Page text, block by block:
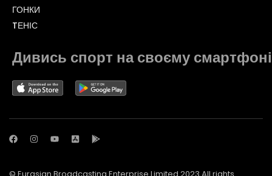
ГОНКИ
TЕНІС
Дивись спорт на своєму смартфоні
© Eurasian Broadcasting Enterprise Limited 2023 All rights